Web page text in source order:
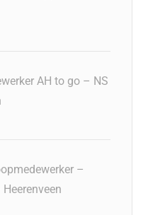
AH to go – NS
–